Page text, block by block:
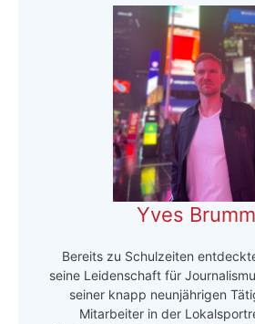
Yves
Bereits zu Schulzeiten
seine Leidenschaft für
seiner knapp neunjährigen
Mitarbeiter in der